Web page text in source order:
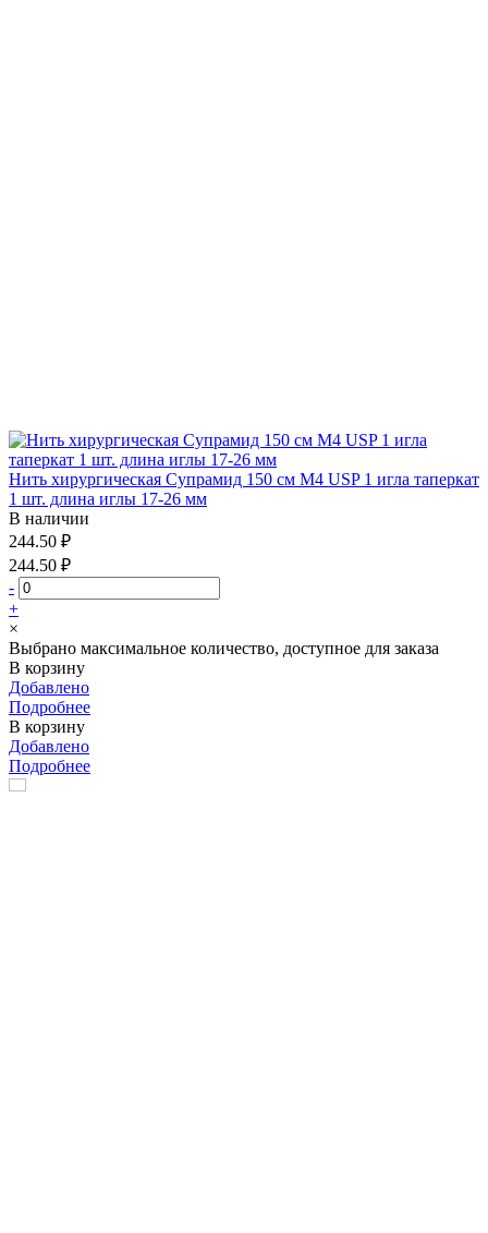
Нить хирургическая Супрамид 150 см М4 USP 1 игла таперкат
1 шт. длина иглы 17-26 мм
В наличии
244.50 ₽
244.50 ₽
-
+
×
Выбрано максимальное количество, доступное для заказа
В корзину
Добавлено
Подробнее
В корзину
Добавлено
Подробнее